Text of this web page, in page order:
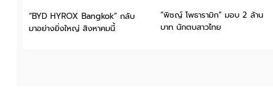
“BYD HYROX Bangkok” กลับ
มาอย่างยิ่งใหญ่ สิงหาคมนี้
“พิชญ์ โพธารามิก” มอบ 2 ล้าน
บาท นักตบสาวไทย